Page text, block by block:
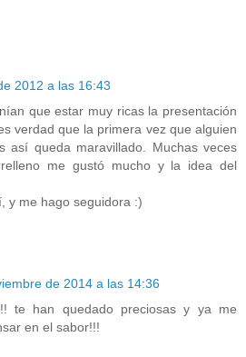
2012 a las 16:43
que estar muy ricas la presentación
verdad que la primera vez que alguien
así queda maravillado. Muchas veces
me gustó mucho y la idea del
y me hago seguidora :)
de 2014 a las 14:36
te han quedado preciosas y ya me
en el sabor!!!